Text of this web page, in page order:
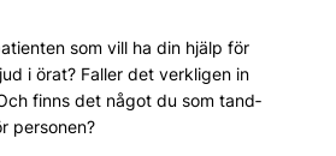
som vill ha din hjälp för
i örat? Faller det verkligen in
finns det något du som tand­
personen?